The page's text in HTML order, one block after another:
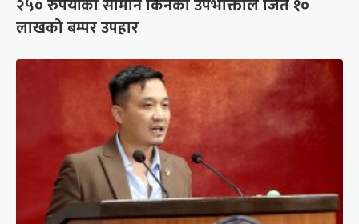
२५० रुपैयाँको सामान किनेका उपभोक्ताले जिते १०
लाखको बम्पर उपहार